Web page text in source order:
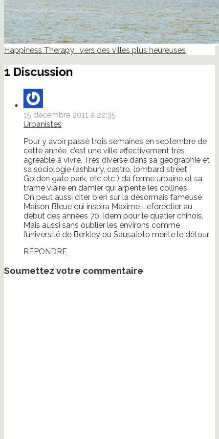
Happiness Therapy : vers des villes plus heureuses
1 Discussion
15 décembre 2011 à 22:35
Urbanistes
Pour y avoir passé trois semaines en septembre de
cette année, c’est une ville effectivement très
agréable à vivre. Très diverse dans sa géographie et
sa sociologie (ashbury, castro, lombard street,
Golden gate park, etc etc ) da forme urbaine et sa
trame viaire en damier qui arpente les collines.
On peut aussi citer bien sur la désormais fameuse
Maison Bleue qui inspira Maxime Leforectier au
début des années 70. Idem pour le quatier chinois.
Mais aussi sans oublier les environs comme
l’université de Berkley ou Sausaloto mérite le détour.
RÉPONDRE
Soumettez votre commentaire